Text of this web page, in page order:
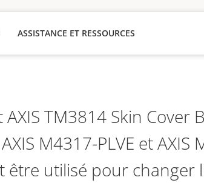
ASSISTANCE ET RESSOURCES
TM3814 Skin Cover
M4317-PLVE et AXIS
être utilisé pour changer